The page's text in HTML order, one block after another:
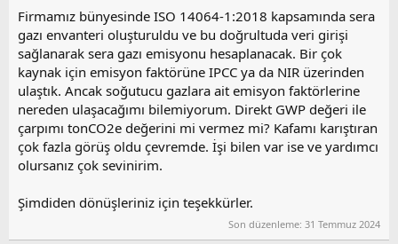
t
a
n
a
r
i
h
i
Firmamız bünyesinde ISO 14064-1:2018 kapsamında sera
gazı envanteri oluşturuldu ve bu doğrultuda veri girişi
sağlanarak sera gazı emisyonu hesaplanacak. Bir çok
kaynak için emisyon faktörüne IPCC ya da NIR üzerinden
ulaştık. Ancak soğutucu gazlara ait emisyon faktörlerine
nereden ulaşacağımı bilemiyorum. Direkt GWP değeri ile
çarpımı tonCO2e değerini mi vermez mi? Kafamı karıştıran
çok fazla görüş oldu çevremde. İşi bilen var ise ve yardımcı
olursanız çok sevinirim.
Şimdiden dönüşleriniz için teşekkürler.
Son düzenleme: 31 Temmuz 2024